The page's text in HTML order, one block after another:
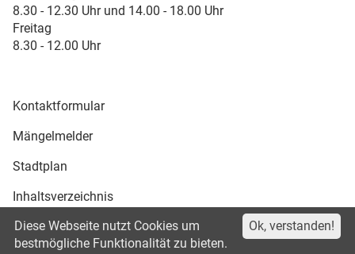
8.30 - 12.30 Uhr und 14.00 - 18.00 Uhr
Freitag
8.30 - 12.00 Uhr
Kontaktformular
Mängelmelder
Stadtplan
Inhaltsverzeichnis
Druckansicht
Ok, verstanden!
Diese Webseite nutzt Cookies um
bestmögliche Funktionalität zu bieten.